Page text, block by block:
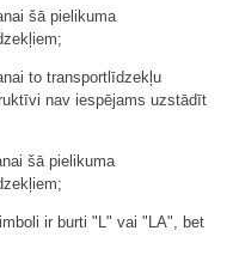
šā pielikuma
to transportlīdzekļu
nav iespējams uzstādīt
šā pielikuma
ir burti "L" vai "LA", bet